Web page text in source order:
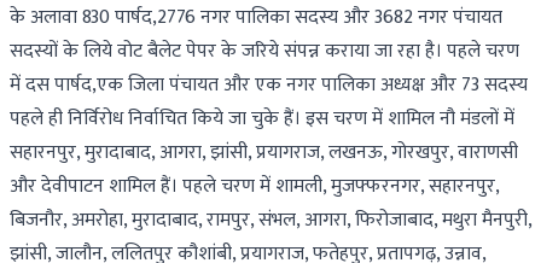
के अलावा 830 पार्षद,2776 नगर पालिका सदस्य और 3682 नगर पंचायत
सदस्यों के लिये वोट बैलेट पेपर के जरिये संपन्न कराया जा रहा है। पहले चरण
में दस पार्षद,एक जिला पंचायत और एक नगर पालिका अध्यक्ष और 73 सदस्य
पहले ही निर्विरोध निर्वाचित किये जा चुके हैं। इस चरण में शामिल नौ मंडलों में
सहारनपुर, मुरादाबाद, आगरा, झांसी, प्रयागराज, लखनऊ, गोरखपुर, वाराणसी
और देवीपाटन शामिल हैं। पहले चरण में शामली, मुजफ्फरनगर, सहारनपुर,
बिजनौर, अमरोहा, मुरादाबाद, रामपुर, संभल, आगरा, फिरोजाबाद, मथुरा मैनपुरी,
झांसी, जालौन, ललितपुर कौशांबी, प्रयागराज, फतेहपुर, प्रतापगढ़, उन्नाव,